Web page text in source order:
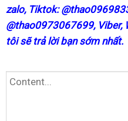
zalo, Tiktok:
@thao0973067699, Viber,
tôi sẽ trả lời bạn sớm nhất.